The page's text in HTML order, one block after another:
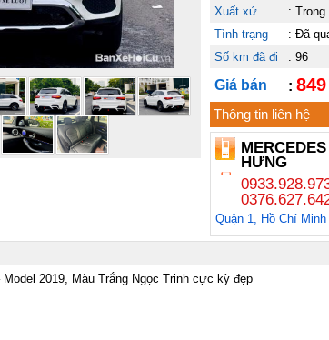
Xuất xứ
:
Tình trạng
: Đã
Số km đã đi
: 96
Giá bán :
Thông tin liên hệ
HƯNG
Quận 1, Hồ Chí Minh
2019, Màu Trắng Ngọc Trinh cực kỳ đẹp